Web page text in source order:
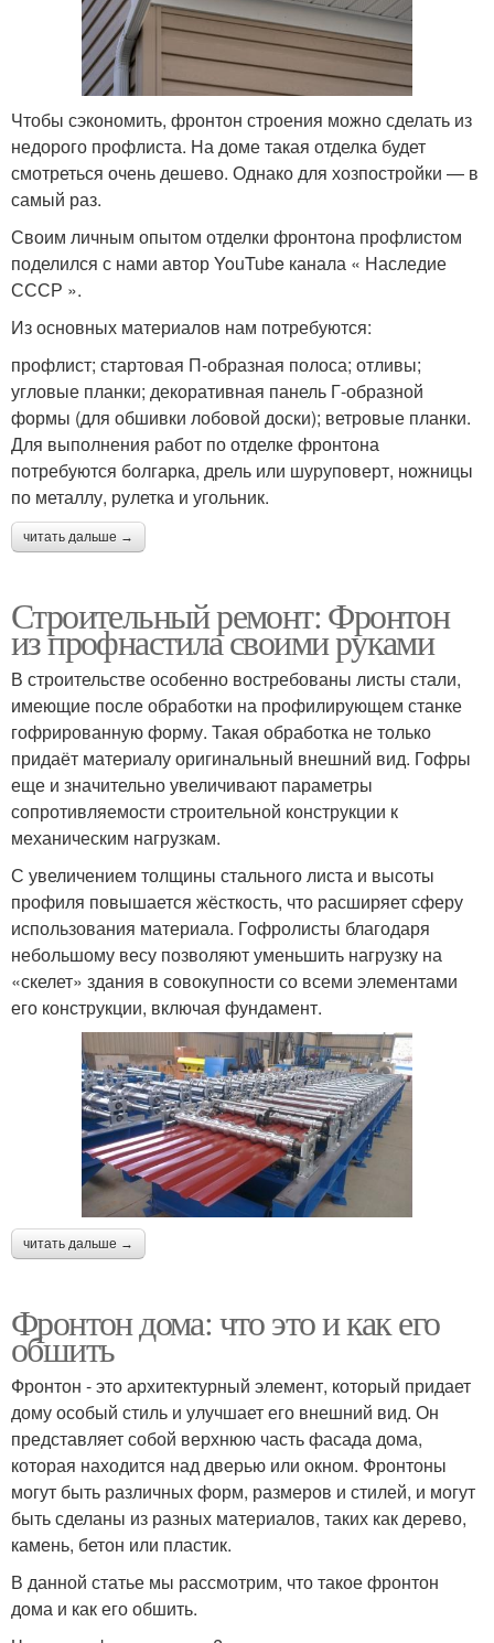
Чтобы сэкономить, фронтон строения можно сделать из
недорого профлиста. На доме такая отделка будет
смотреться очень дешево. Однако для хозпостройки — в
самый раз.
Своим личным опытом отделки фронтона профлистом
поделился с нами автор YouTube канала « Наследие
СССР ».
Из основных материалов нам потребуются:
профлист; стартовая П-образная полоса; отливы;
угловые планки; декоративная панель Г-образной
формы (для обшивки лобовой доски); ветровые планки.
Для выполнения работ по отделке фронтона
потребуются болгарка, дрель или шуруповерт, ножницы
по металлу, рулетка и угольник.
читать дальше →
Строительный ремонт: Фронтон
из профнастила своими руками
В строительстве особенно востребованы листы стали,
имеющие после обработки на профилирующем станке
гофрированную форму. Такая обработка не только
придаёт материалу оригинальный внешний вид. Гофры
еще и значительно увеличивают параметры
сопротивляемости строительной конструкции к
механическим нагрузкам.
С увеличением толщины стального листа и высоты
профиля повышается жёсткость, что расширяет сферу
использования материала. Гофролисты благодаря
небольшому весу позволяют уменьшить нагрузку на
«скелет» здания в совокупности со всеми элементами
его конструкции, включая фундамент.
читать дальше →
Фронтон дома: что это и как его
обшить
Фронтон - это архитектурный элемент, который придает
дому особый стиль и улучшает его внешний вид. Он
представляет собой верхнюю часть фасада дома,
которая находится над дверью или окном. Фронтоны
могут быть различных форм, размеров и стилей, и могут
быть сделаны из разных материалов, таких как дерево,
камень, бетон или пластик.
В данной статье мы рассмотрим, что такое фронтон
дома и как его обшить.